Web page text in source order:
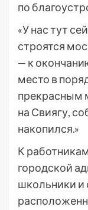
по
«У нас тут
строятся
— к
место в
прекрасным
на Свиягу,
накопился.»
К
городской
школьники и